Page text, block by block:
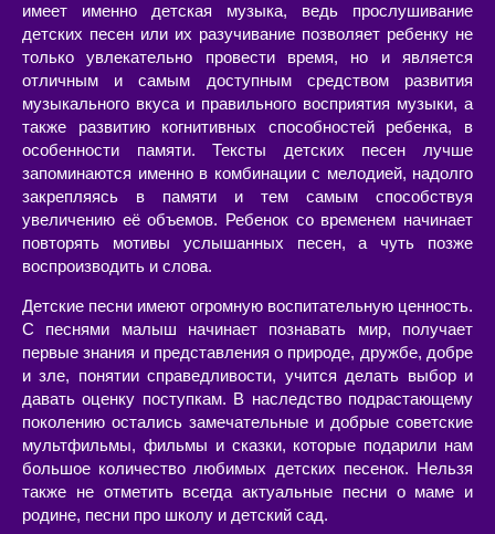
имеет именно детская музыка, ведь прослушивание
детских песен или их разучивание позволяет ребенку не
только увлекательно провести время, но и является
отличным и самым доступным средством развития
музыкального вкуса и правильного восприятия музыки, а
также развитию когнитивных способностей ребенка, в
особенности памяти. Тексты детских песен лучше
запоминаются именно в комбинации с мелодией, надолго
закрепляясь в памяти и тем самым способствуя
увеличению её объемов. Ребенок со временем начинает
повторять мотивы услышанных песен, а чуть позже
воспроизводить и слова.
Детские песни имеют огромную воспитательную ценность.
С песнями малыш начинает познавать мир, получает
первые знания и представления о природе, дружбе, добре
и зле, понятии справедливости, учится делать выбор и
давать оценку поступкам. В наследство подрастающему
поколению остались замечательные и добрые советские
мультфильмы, фильмы и сказки, которые подарили нам
большое количество любимых детских песенок. Нельзя
также не отметить всегда актуальные песни о маме и
родине, песни про школу и детский сад.